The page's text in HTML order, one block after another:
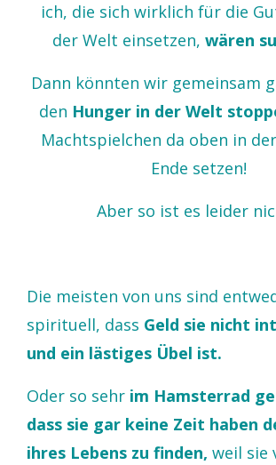
ich, die sich wirklich für die
der Welt einsetzen, wären
Dann könnten wir gemeinsam
den Hunger in der Welt
Machtspielchen da oben in
Ende setzen!
Aber so ist es leider
Die meisten von uns sind
spirituell, dass Geld sie nicht
und ein lästiges Übel ist.
Oder so sehr im Hamsterrad
dass sie gar keine Zeit haben
ihres Lebens zu finden, weil sie